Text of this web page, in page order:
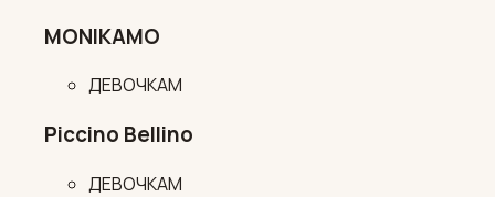
MONIKAMO
ДЕВОЧКАМ
Piccino Bellino
ДЕВОЧКАМ